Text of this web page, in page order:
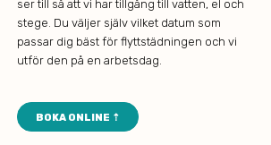
ser till så att vi har tillgång till vatten, el och
stege. Du väljer själv vilket datum som
passar dig bäst för flyttstädningen och vi
utför den på en arbetsdag.
BOKA ONLINE ⇡